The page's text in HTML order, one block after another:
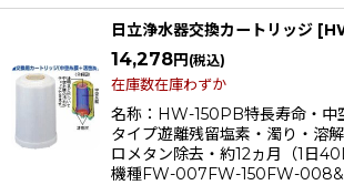
絞り込む
日立浄水器交換カートリッジ [
14,278円 (税込)
在庫数在庫わずか
名称：HW-150PB特長寿命・中
タイプ遊離残留塩素・濁り・溶
ロメタン除去・約12ヵ月（1日
機種FW-007FW-150FW-